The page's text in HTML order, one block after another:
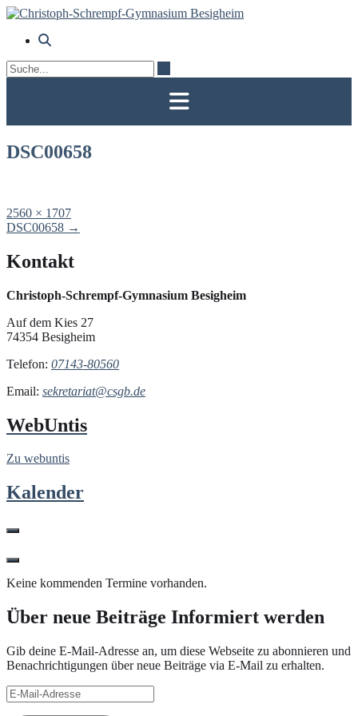
Skip
content
DSC00658
Full
size
2560 × 1707
Post
DSC00658 →
Kontakt
Christoph-Schrempf-Gymnasium Besigheim
Auf dem Kies 27
74354 Besigheim
Telefon: 07143-80560
Email: sekretariat@csgb.de
WebUntis
Zu webuntis
Kalender
Keine kommenden Termine vorhanden.
Über neue Beiträge Informiert werden
Gib deine E-Mail-Adresse an, um diese Webseite zu abonnieren und
Benachrichtigungen über neue Beiträge via E-Mail zu erhalten.
E-
Mail-